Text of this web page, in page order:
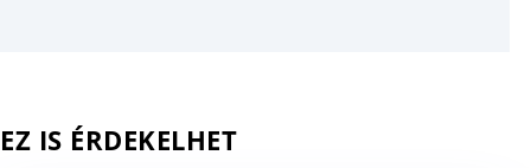
EZ IS ÉRDEKELHET